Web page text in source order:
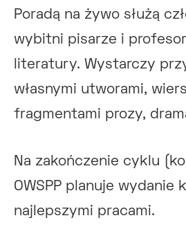
Poradą na żywo służą
wybitni pisarze i
literatury. Wystarczy
własnymi utworami,
fragmentami prozy,
Na zakończenie cyklu
OWSPP planuje wydanie
najlepszymi pracami.